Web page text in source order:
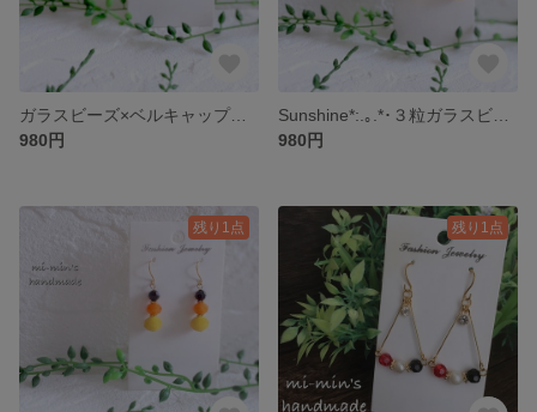
ガラスビーズ×ベルキャップマットパールビーズ ピアス/イヤリング☆選べるフック
980円
980円
残り1点 残り1点